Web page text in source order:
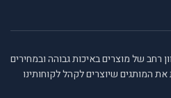
רחב של מוצרים באיכות גבוהה ובמחירים
המותגים שיוצרים לקהל לקוחותינו